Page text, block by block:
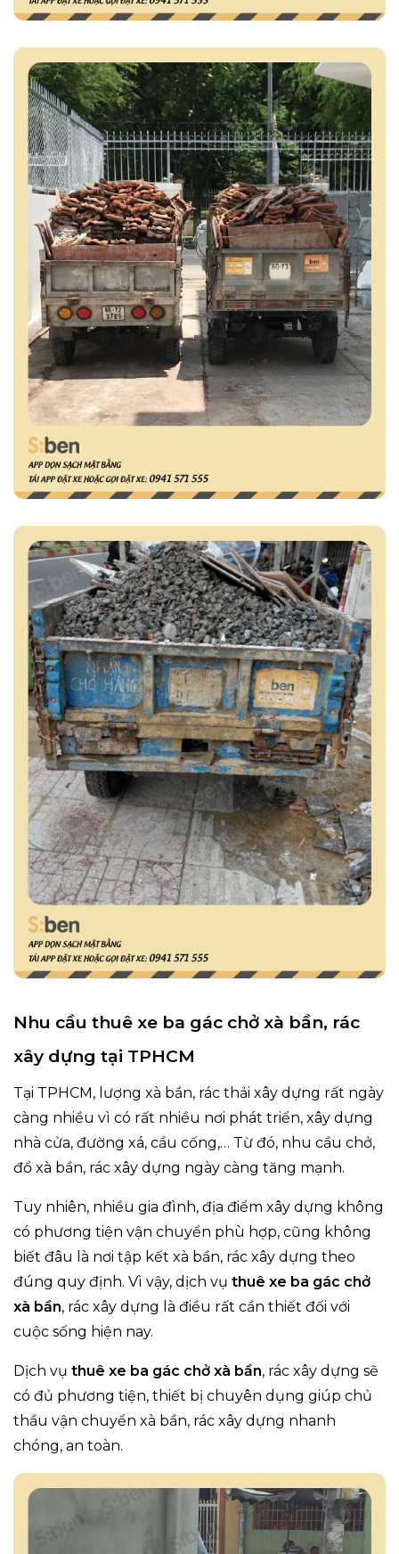
Nhu cầu thuê xe ba gác chở xà bần, rác
xây dựng tại TPHCM
Tại TPHCM, lượng xà bần, rác thải xây dựng rất ngày
càng nhiều vì có rất nhiều nơi phát triển, xây dựng
nhà cửa, đường xá, cầu cống,… Từ đó, nhu cầu chở,
đổ xà bần, rác xây dựng ngày càng tăng mạnh.
Tuy nhiên, nhiều gia đình, địa điểm xây dựng không
có phương tiện vận chuyển phù hợp, cũng không
biết đâu là nơi tập kết xà bần, rác xây dựng theo
đúng quy định. Vì vậy, dịch vụ thuê xe ba gác chở
xà bần, rác xây dựng là điều rất cần thiết đối với
cuộc sống hiện nay.
Dịch vụ thuê xe ba gác chở xà bần, rác xây dựng sẽ
có đủ phương tiện, thiết bị chuyên dụng giúp chủ
thầu vận chuyển xà bần, rác xây dựng nhanh
chóng, an toàn.